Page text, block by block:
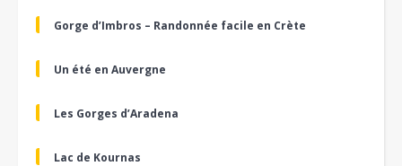
Gorge d’Imbros – Randonnée facile en Crète
Un été en Auvergne
Les Gorges d’Aradena
Lac de Kournas